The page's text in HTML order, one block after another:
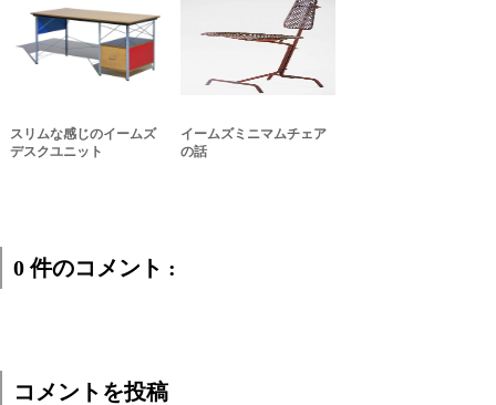
スリムな感じのイームズ
デスクユニット
イームズミニマムチェア
の話
0 件のコメント :
コメントを投稿